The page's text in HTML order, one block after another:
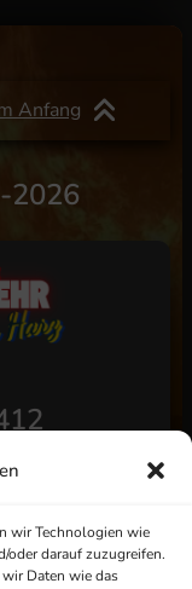
wir Technologien wie
oder darauf zuzugreifen.
Daten wie das
Anfang
2026